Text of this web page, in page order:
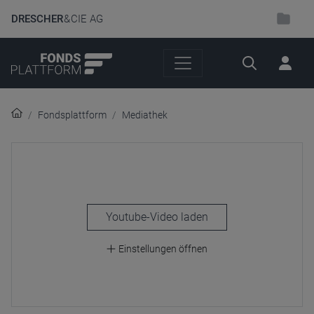
DRESCHER& CIE AG
Suche
Fondsplattform Mediathek
laden
Einstellungen öffnen